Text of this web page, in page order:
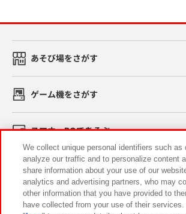
あそび場をさがす
ゲーム機をさがす
スマホ・PCであそぶ
イベント・キャンペーン
We collect unique personal identifiers such as
analyze our traffic and to personalize content
share information about your use of our
analytics and advertising partners, who may
other information that you have provided to
have collected from your use of their